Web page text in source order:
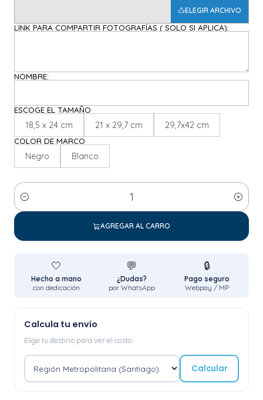
ELEGIR ARCHIVO
LINK PARA COMPARTIR FOTOGRAFÍAS ( SOLO SI APLICA):
NOMBRE:
ESCOGE EL TAMAÑO
18,5 x 24 cm 21 x 29,7 cm 29,7x42 cm
COLOR DE MARCO
Negro Blanco
Cantidad
AGREGAR AL CARRO
🤍
Hecho a mano
con dedicación
💬
¿Dudas?
por WhatsApp
🔒
Pago seguro
Webpay / MP
Calcula tu envío
Elige tu destino para ver el costo.
Calcular